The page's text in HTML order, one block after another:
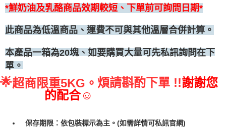
*鮮奶油及乳酪商品效期較短、下單前可詢問日期*
此商品為低溫商品、運費不可與其他溫層合併計算。
本產品一箱為20塊、如要購買大量可先私訊詢問在下
單。
🌟超商限重5KG。 煩請斟酌下單 !!謝謝您
的配合☺
保存期限：依包裝標示為主。(如需詳情可私訊官網)